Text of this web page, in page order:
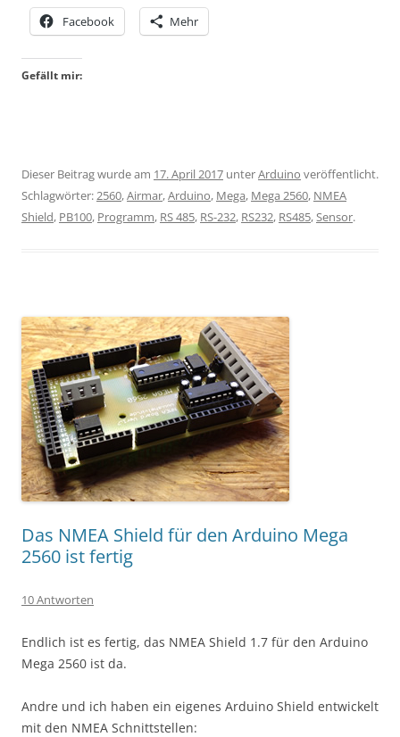
Facebook Mehr
Gefällt mir:
Dieser Beitrag wurde am 17. April 2017 unterArduino veröffentlicht.
Schlagwörter:2560,Airmar,Arduino, Mega, Mega 2560, NMEA
Shield, PB100, Programm, RS 485, RS-232, RS232, RS485,Sensor.
Das NMEA Shield für den Arduino Mega
2560 ist fertig
10 Antworten
Endlich ist es fertig, das NMEA Shield 1.7 für den Arduino
Mega 2560 ist da.
Andre und ich haben ein eigenes Arduino Shield entwickelt
mit den NMEA Schnittstellen: